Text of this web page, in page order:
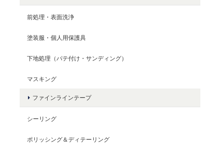
前処理・表面洗浄
塗装服・個人用保護具
下地処理（パテ付け・サンディング）
マスキング
ファインラインテープ
シーリング
ポリッシング＆ディテーリング